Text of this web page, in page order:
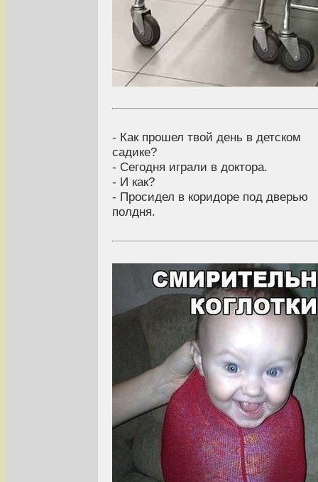
- Как прошел твой день в детском
садике?
- Сегодня играли в доктора.
- И как?
- Просидел в коридоре под дверью
полдня.